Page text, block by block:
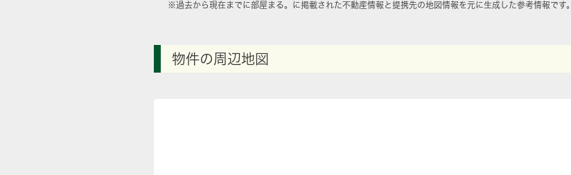
※過去から現在までに部屋まる。に掲載された不動産情報と提携先の地図情報を元に生成した参考情報です。
物件の周辺地図